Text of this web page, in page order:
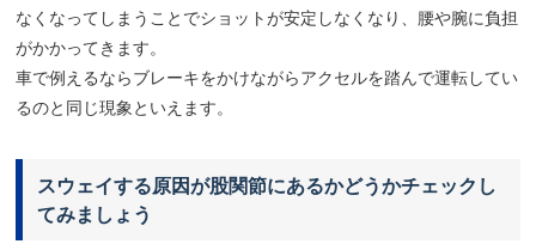
なくなってしまうことでショットが安定しなくなり、腰や腕に負担
がかかってきます。
車で例えるならブレーキをかけながらアクセルを踏んで運転してい
るのと同じ現象といえます。
スウェイする原因が股関節にあるかどうかチェックし
てみましょう